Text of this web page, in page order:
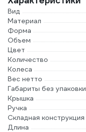
Вид
Материал
Форма
Объем
Цвет
Количество
Колеса
Вес нетто
Габариты без упаковки
Крышка
Ручка
Складная конструкция
Длина